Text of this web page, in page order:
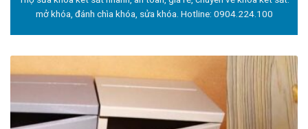
mở khóa, đánh chìa khóa, sửa khóa. Hotline: 0904.224.100